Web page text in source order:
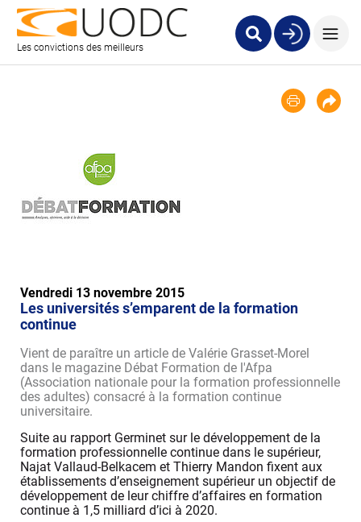
Les convictions des meilleurs
Vendredi 13 novembre 2015
Les universités s’emparent de la formation
continue
Vient de paraître un article de Valérie Grasset-Morel
dans le magazine Débat Formation de l'Afpa
(Association nationale pour la formation professionnelle
des adultes) consacré à la formation continue
universitaire.
Suite au rapport Germinet sur le développement de la
formation professionnelle continue dans le supérieur,
Najat Vallaud-Belkacem et Thierry Mandon fixent aux
établissements d’enseignement supérieur un objectif de
développement de leur chiffre d’affaires en formation
continue à 1,5 milliard d’ici à 2020.